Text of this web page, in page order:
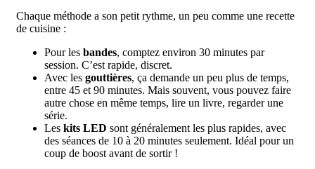
Chaque méthode a son petit rythme, un peu comme une recette
de cuisine :
Pour les bandes, comptez environ 30 minutes par
session. C’est rapide, discret.
Avec les gouttières, ça demande un peu plus de temps,
entre 45 et 90 minutes. Mais souvent, vous pouvez faire
autre chose en même temps, lire un livre, regarder une
série.
Les kits LED sont généralement les plus rapides, avec
des séances de 10 à 20 minutes seulement. Idéal pour un
coup de boost avant de sortir !